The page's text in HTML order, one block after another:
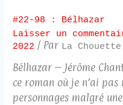
#22-98 : Bélhazar
Laisser un
2022 / Par La
Bélhazar – Jérôme
ce roman où je n’ai
personnages malgré